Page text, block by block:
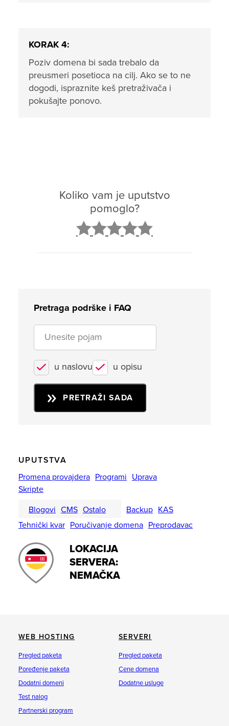
KORAK 4:
Poziv domena bi sada trebalo da
preusmeri posetioca na cilj. Ako se to ne
dogodi, ispraznite keš pretraživača i
pokušajte ponovo.
Koliko vam je uputstvo
pomoglo?
Pretraga podrške i FAQ
u naslovu u opisu
PRETRAŽI SADA
UPUTSTVA
Promena provajdera Programi Uprava
Skripte
Blogovi CMS Ostalo Backup KAS
Tehnički kvar Poručivanje domena Preprodavac
LOKACIJA
SERVERA:
NEMAČKA
WEB HOSTING
Pregled paketa
Poređenje paketa
Dodatni domeni
Test nalog
Partnerski program
SERVERI
Pregled paketa
Cene domena
Dodatne usluge